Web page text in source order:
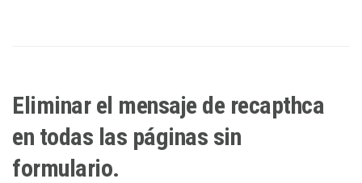
Eliminar el mensaje de recapthca
en todas las páginas sin
formulario.